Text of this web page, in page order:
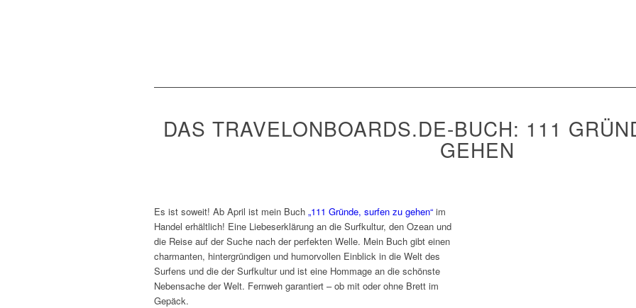
DAS TRAVELONBOARDS.DE-BUCH: 111
GEHEN
Es ist soweit! Ab April ist mein Buch „111 Gründe, surfen zu gehen“ im
Handel erhältlich! Eine Liebeserklärung an die Surfkultur, den Ozean und
die Reise auf der Suche nach der perfekten Welle. Mein Buch gibt einen
charmanten, hintergründigen und humorvollen Einblick in die Welt des
Surfens und die der Surfkultur und ist eine Hommage an die schönste
Nebensache der Welt. Fernweh garantiert – ob mit oder ohne Brett im
Gepäck.